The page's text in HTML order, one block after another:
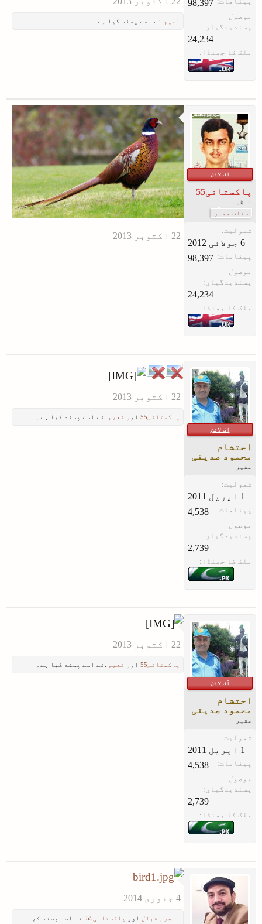
98,397
موصول
پسندیدگیاں:
24,234
ملک کا جھنڈا:
نعیم نے اسے پسند کیا ہے۔
آف لائن
پاکستانی55
ناظم
سٹاف ممبر
شمولیت:
پیغامات: 98,397
موصول
پسندیدگیاں:
24,234
ملک کا جھنڈا:
آف لائن
احتشام
محمود صدیقی
مشیر
شمولیت:
پیغامات: 4,538
موصول
پسندیدگیاں:
2,739
ملک کا جھنڈا:
پاکستانی55 اور نعیم .نے اسے پسند کیا ہے۔
آف لائن
احتشام
محمود صدیقی
مشیر
شمولیت:
پیغامات: 4,538
موصول
پسندیدگیاں:
2,739
ملک کا جھنڈا:
پاکستانی55 اور نعیم .نے اسے پسند کیا ہے۔
ناصر إقبال اور پاکستانی55
.نے اسے پسند کیا